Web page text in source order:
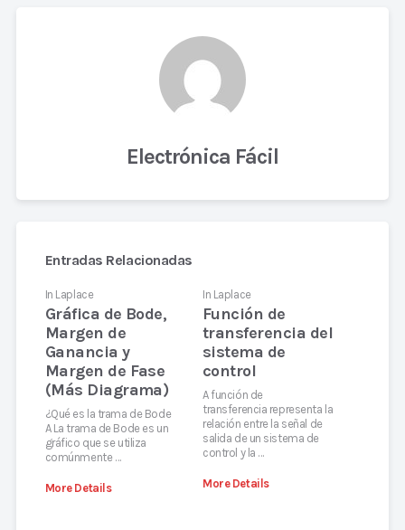
Electrónica Fácil
Entradas Relacionadas
In Laplace
Gráfica de Bode,
Margen de
Ganancia y
Margen de Fase
(Más Diagrama)
¿Qué es la trama de Bode
A La trama de Bode es un
gráfico que se utiliza
comúnmente …
More Details
In Laplace
Función de
transferencia del
sistema de
control
A función de
transferencia representa la
relación entre la señal de
salida de un sistema de
control y la …
More Details